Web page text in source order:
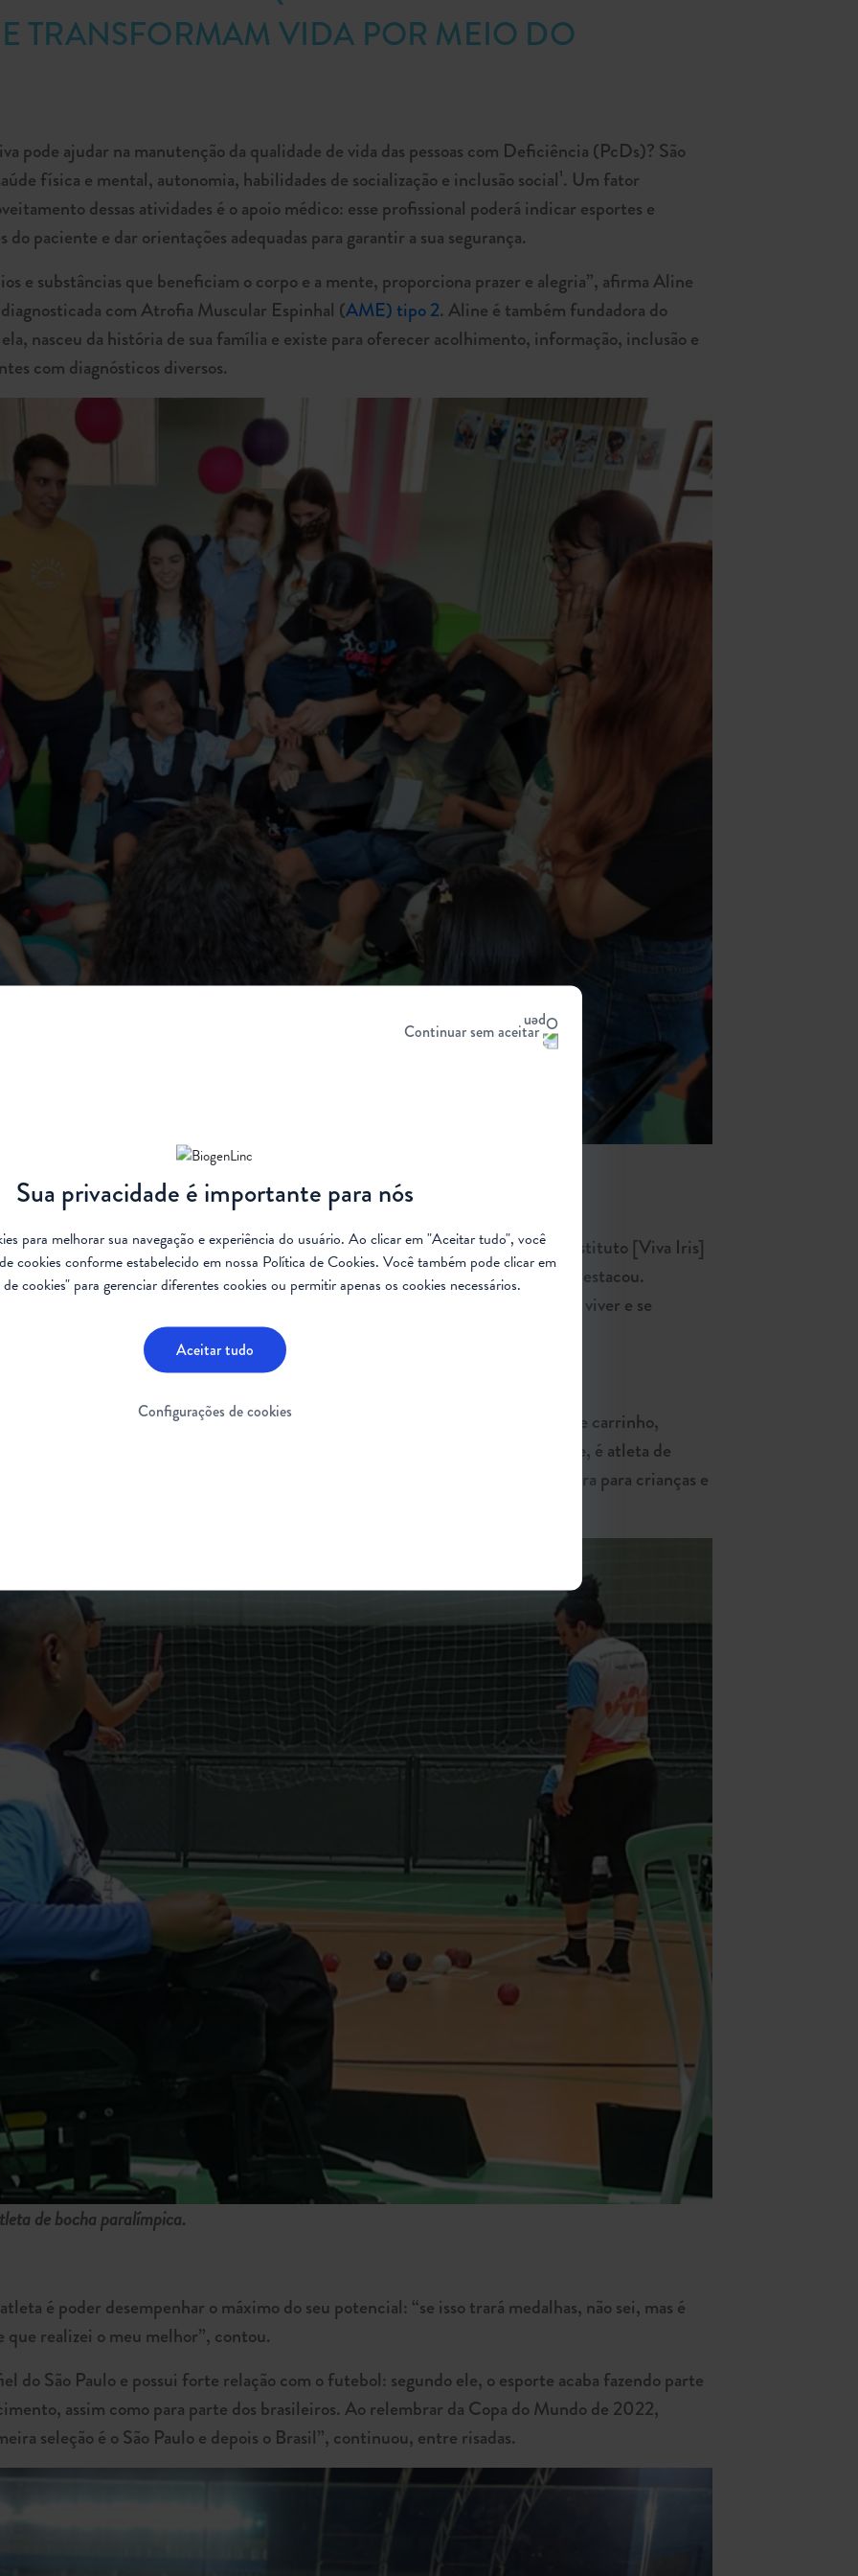
Sua privacidade é importante para nós
para melhorar sua navegação e experiência do usuário. Ao clicar em "Aceitar tudo", você
cookies conforme estabelecido em nossa Política de Cookies. Você também pode clicar em
cookies" para gerenciar diferentes cookies ou permitir apenas os cookies necessários.
Aceitar tudo
Configurações de cookies
Continuar sem aceitar
TRANSFORMAM VIDA POR MEIO DO
pode ajudar na manutenção da qualidade de vida das pessoas com Deficiência (PcDs)? São
física e mental, autonomia, habilidades de socialização e inclusão social¹. Um fator
dessas atividades é o apoio médico: esse profissional poderá indicar esportes e
paciente e dar orientações adequadas para garantir a sua segurança.
e substâncias que beneficiam o corpo e a mente, proporciona prazer e alegria”, afirma Aline
com Atrofia Muscular Espinhal (AME) tipo 2. Aline é também fundadora do
nasceu da história de sua família e existe para oferecer acolhimento, informação, inclusão e
com diagnósticos diversos.
cuidados para pacientes com AME e paralisia cerebral.
para todas as pessoas, independentemente de sua condição: “no Instituto [Viva Iris]
e possibilidades de vivências ricas em movimento, em experiência”, destacou.
nossas crianças serem um dia atletas, mas isso não significa que não podem viver e se
tem
AME tipo 3e relembra que, durante a infância, costumava brincar de carrinho,
“eram brincadeiras que a minha limitação física me permitia”, disse. Hoje, é atleta de
Barueri Paraolímpico, ONG que oferece oficinas de ballet, jazz e capoeira para crianças e
de bocha paralímpica.
é poder desempenhar o máximo do seu potencial: “se isso trará medalhas, não sei, mas é
realizei o meu melhor”, contou.
do São Paulo e possui forte relação com o futebol: segundo ele, o esporte acaba fazendo parte
assim como para parte dos brasileiros. Ao relembrar da Copa do Mundo de 2022,
seleção é o São Paulo e depois o Brasil”, continuou, entre risadas.